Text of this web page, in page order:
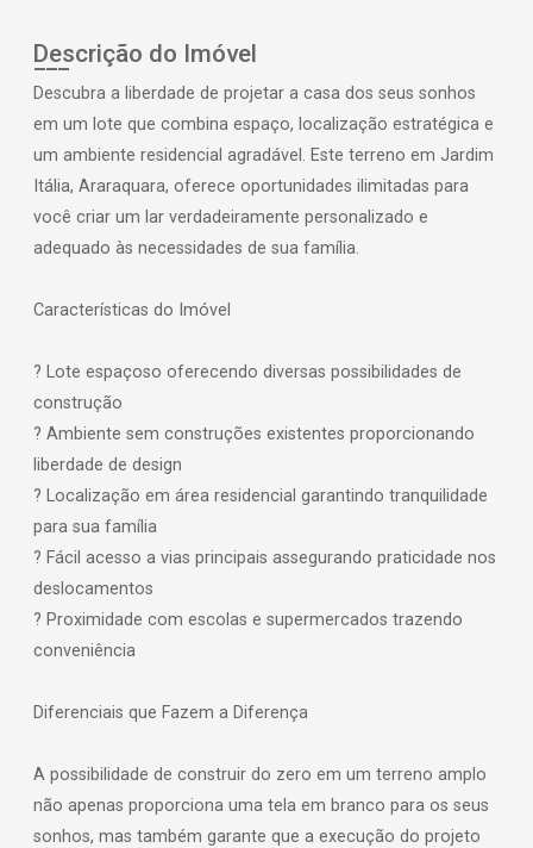
Descrição do Imóvel
Descubra a liberdade de projetar a casa dos seus sonhos
em um lote que combina espaço, localização estratégica e
um ambiente residencial agradável. Este terreno em Jardim
Itália, Araraquara, oferece oportunidades ilimitadas para
você criar um lar verdadeiramente personalizado e
adequado às necessidades de sua família.
Características do Imóvel
? Lote espaçoso oferecendo diversas possibilidades de
construção
? Ambiente sem construções existentes proporcionando
liberdade de design
? Localização em área residencial garantindo tranquilidade
para sua família
? Fácil acesso a vias principais assegurando praticidade nos
deslocamentos
? Proximidade com escolas e supermercados trazendo
conveniência
Diferenciais que Fazem a Diferença
A possibilidade de construir do zero em um terreno amplo
não apenas proporciona uma tela em branco para os seus
sonhos, mas também garante que a execução do projeto